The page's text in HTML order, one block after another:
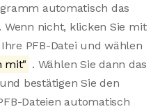
automatisch das
Wenn nicht, klicken Sie mit
PFB-Datei und wählen
mit" . Wählen Sie dann das
bestätigen Sie den
Dateien automatisch